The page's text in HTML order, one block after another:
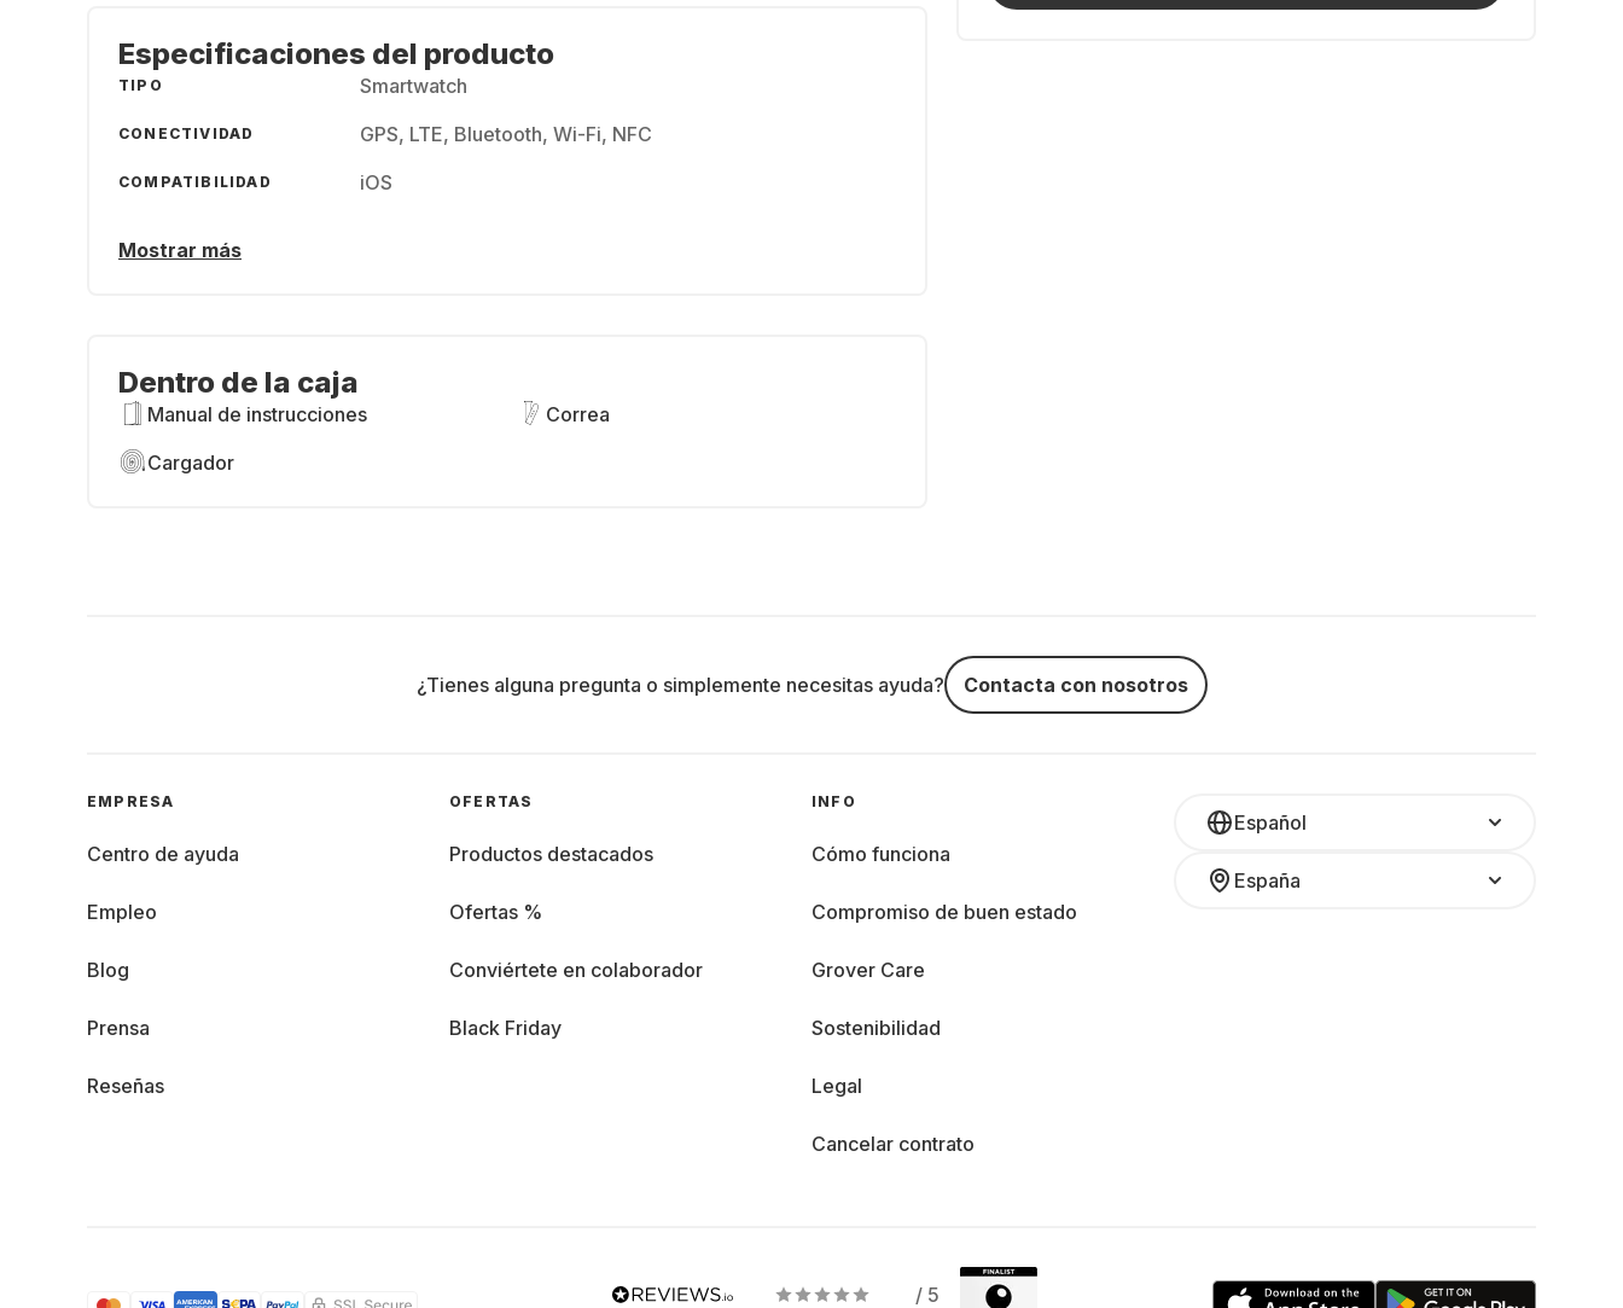
Especificaciones del producto
TIPO Smartwatch
CONECTIVIDAD GPS, LTE, Bluetooth, Wi-Fi, NFC
COMPATIBILIDAD iOS
Mostrar más
Dentro de la caja
Manual de instrucciones
Correa
Cargador
¿Tienes alguna pregunta o simplemente necesitas ayuda? Contacta con nosotros
Español
España
EMPRESA
Centro de ayuda
Empleo
Blog
Prensa
Reseñas
OFERTAS
Productos destacados
Ofertas %
Conviértete en colaborador
Black Friday
INFO
Cómo funciona
Compromiso de buen estado
Grover Care
Sostenibilidad
Legal
Cancelar contrato
/ 5